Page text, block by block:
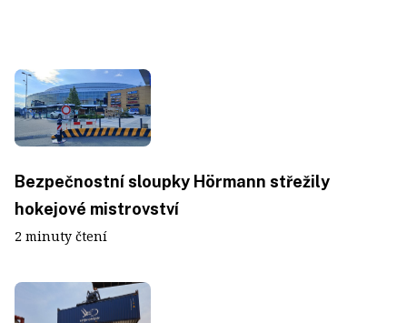
Bezpečnostní sloupky Hörmann střežily
hokejové mistrovství
2 minuty čtení